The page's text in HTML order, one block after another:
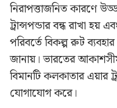
নিরাপত্তাজনিত কারণে
ট্রান্সপন্ডার বন্ধ রাখা হয়
পরিবর্তে বিকল্প রুট
জানায়। ভারতের
বিমানটি কলকাতার এয়ার
যোগাযোগ করে।